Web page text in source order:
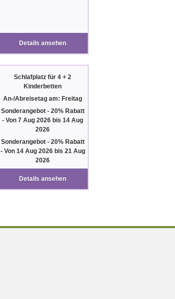
Details ansehen
Schlafplatz für 4 + 2
Kinderbetten
An-/Abreisetag am: Freitag
Sonderangebot - 20% Rabatt
-Von7 Aug 2026 bis14 Aug
2026
Sonderangebot - 20% Rabatt
- Von 14 Aug 2026bis 21 Aug
2026
Details ansehen